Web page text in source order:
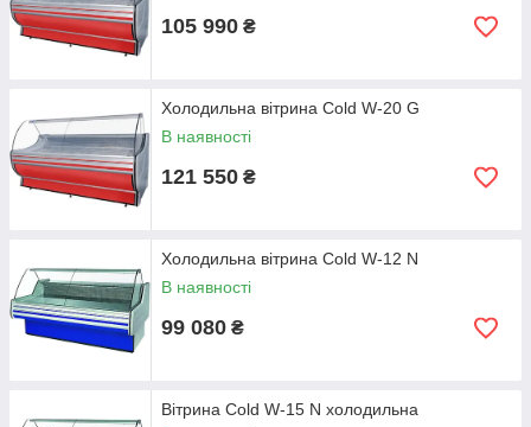
105 990 ₴
Холодильна вітрина Cold W-20 G
В наявності
121 550 ₴
Холодильна вітрина Cold W-12 N
В наявності
99 080 ₴
Вітрина Cold W-15 N холодильна